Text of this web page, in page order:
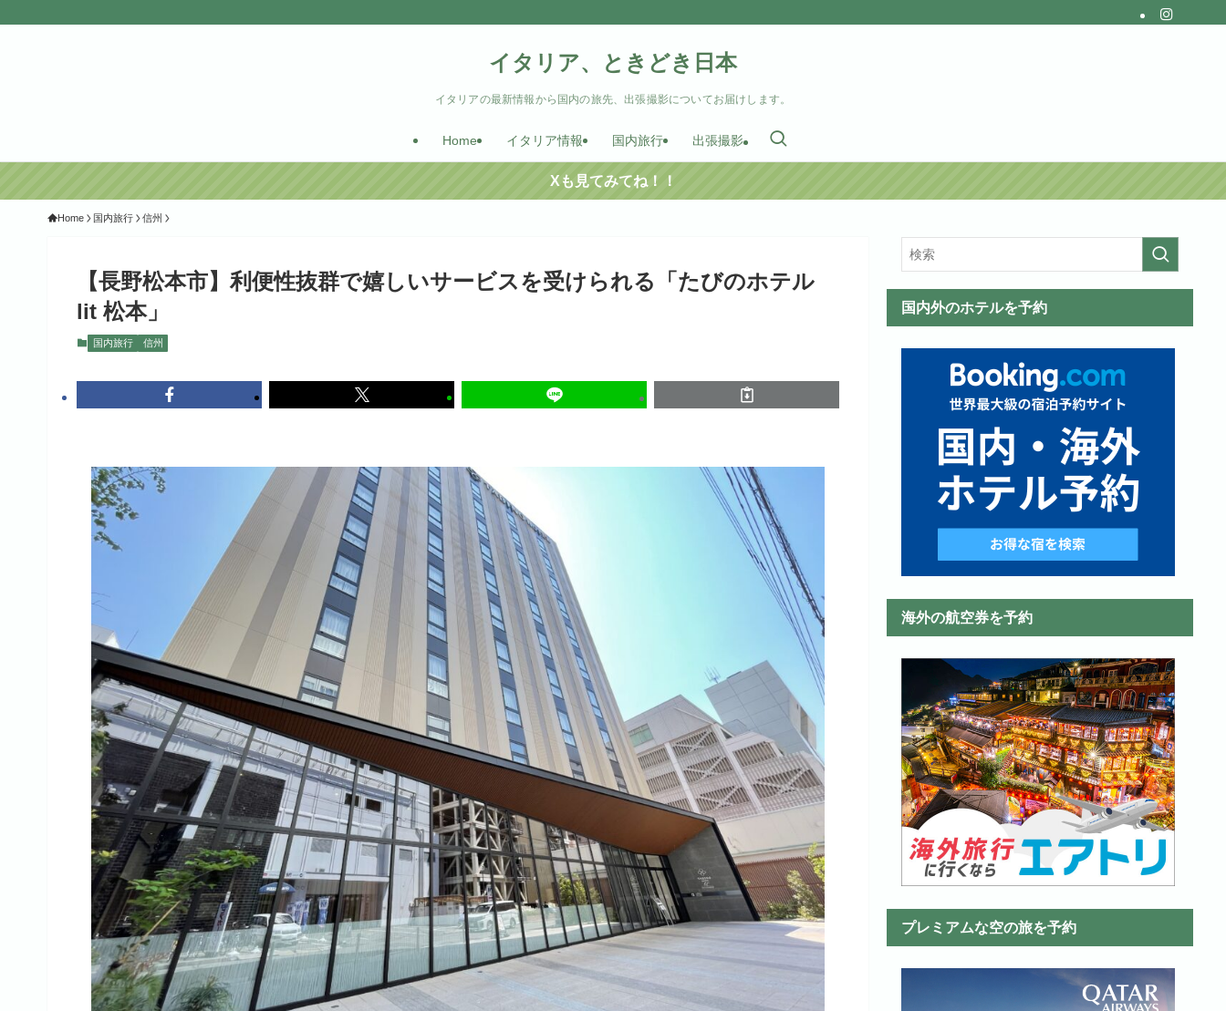
イタリア、ときどき日本
イタリアの最新情報から国内の旅先、出張撮影についてお届けします。
Home イタリア情報 国内旅行 出張撮影
Xも見てみてね！！
Home 国内旅行 信州
【長野松本市】利便性抜群で嬉しいサービスを受けられる「たびのホテル
lit 松本」
国内旅行 信州
国内外のホテルを予約
海外の航空券を予約
プレミアムな空の旅を予約